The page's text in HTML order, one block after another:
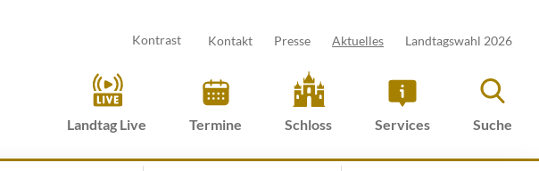
Kontrast Kontakt Presse Aktuelles Landtagswahl 2026
Landtag Live Termine Schloss Services Suche